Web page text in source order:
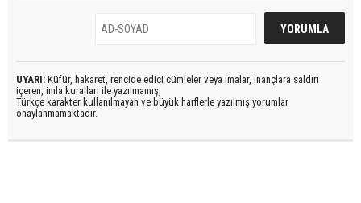
UYARI: Küfür, hakaret, rencide edici cümleler veya imalar, inançlara saldırı
içeren, imla kuralları ile yazılmamış,
Türkçe karakter kullanılmayan ve büyük harflerle yazılmış yorumlar
onaylanmamaktadır.